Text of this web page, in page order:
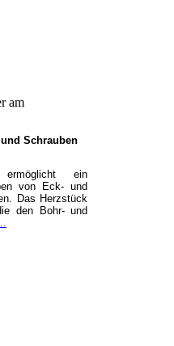
am
Schrauben
ermöglicht ein
von Eck- und
Das Herzstück
den Bohr- und